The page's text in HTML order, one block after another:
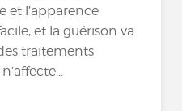
et l’apparence
et la guérison va
traitements